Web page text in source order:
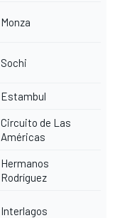
Monza
Sochi
Estambul
Circuito de Las
Américas
Hermanos
Rodríguez
Interlagos